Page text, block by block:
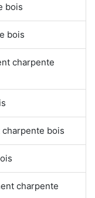
bois
bois
charpente
bois
charpente